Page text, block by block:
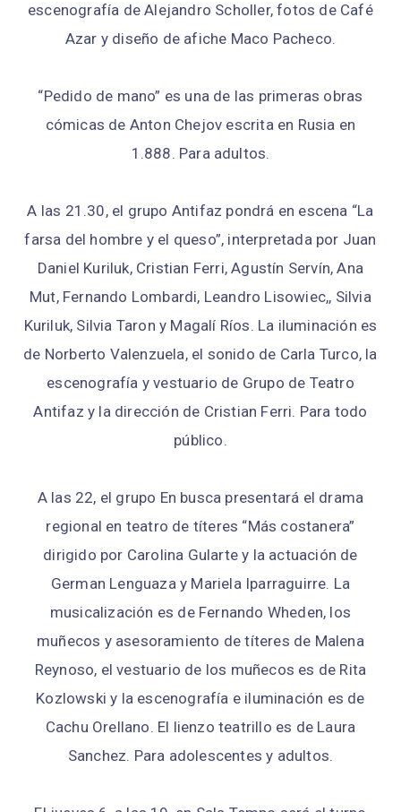
escenografía de Alejandro Scholler, fotos de Café
Azar y diseño de afiche Maco Pacheco.
“Pedido de mano” es una de las primeras obras
cómicas de Anton Chejov escrita en Rusia en
1.888. Para adultos.
A las 21.30, el grupo Antifaz pondrá en escena “La
farsa del hombre y el queso”, interpretada por Juan
Daniel Kuriluk, Cristian Ferri, Agustín Servín, Ana
Mut, Fernando Lombardi, Leandro Lisowiec,, Silvia
Kuriluk, Silvia Taron y Magalí Ríos. La iluminación es
de Norberto Valenzuela, el sonido de Carla Turco, la
escenografía y vestuario de Grupo de Teatro
Antifaz y la dirección de Cristian Ferri. Para todo
público.
A las 22, el grupo En busca presentará el drama
regional en teatro de títeres “Más costanera”
dirigido por Carolina Gularte y la actuación de
German Lenguaza y Mariela Iparraguirre. La
musicalización es de Fernando Wheden, los
muñecos y asesoramiento de títeres de Malena
Reynoso, el vestuario de los muñecos es de Rita
Kozlowski y la escenografía e iluminación es de
Cachu Orellano. El lienzo teatrillo es de Laura
Sanchez. Para adolescentes y adultos.